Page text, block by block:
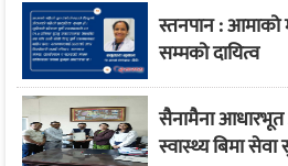
स्तनपान : आमाको
सम्मको दायित्व
सैनामैना आधारभूत
स्वास्थ्य बिमा